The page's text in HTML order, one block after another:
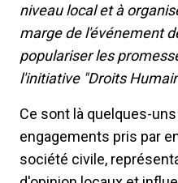
niveau local et à
marge de l'événement
populariser les
l'initiative "Droits
Ce sont là quelques-
engagements pris par
société civile,